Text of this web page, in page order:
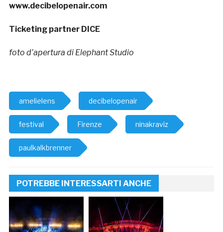
www.decibelopenair.com
Ticketing partner DICE
foto d’apertura di Elephant Studio
amelielens decibelopenair
festival Firenze ninakraviz
paulkalkbrenner
POTREBBE INTERESSARTI ANCHE